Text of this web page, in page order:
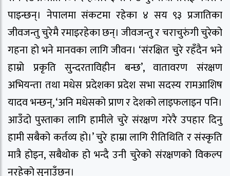
पाइन्छन्। नेपालमा संकटमा रहेका ४ सय ९३ प्रजातिका
जीवजन्तु चुरेमै रमाइरहेका छन्। जीवजन्तु र चराचुरुंगी चुरेको
गहना हो भने मानवका लागि जीवन। ‘संरक्षित चुरे रहँदैन भने
हाम्रो प्रकृति सुन्दरताविहीन बन्छ’, वातावरण संरक्षण
अभियन्ता तथा मधेस प्रदेशका प्रदेश सभा सदस्य रामआशिष
यादव भन्छन्, ‘अनि मधेसको प्राण र देशको लाइफलाइन पनि।
आउँदो पुस्ताका लागि हामीले चुरे संरक्षण गरेरै उपहार दिनु
हामी सबैको कर्तव्य हो।’ चुरे हाम्रा लागि रीतिथिति र संस्कृति
मात्रै होइन, सबैथोक हो भन्दै उनी चुरेको संरक्षणको विकल्प
नरहेको सुनाउँछन्।